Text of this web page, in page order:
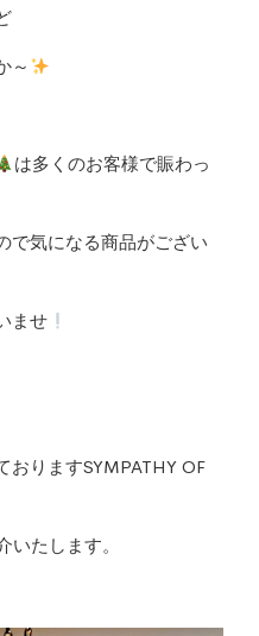
～
は多くのお客様で賑わっ
で気になる商品がござい
ませ
おりますSYMPATHY OF
たします。